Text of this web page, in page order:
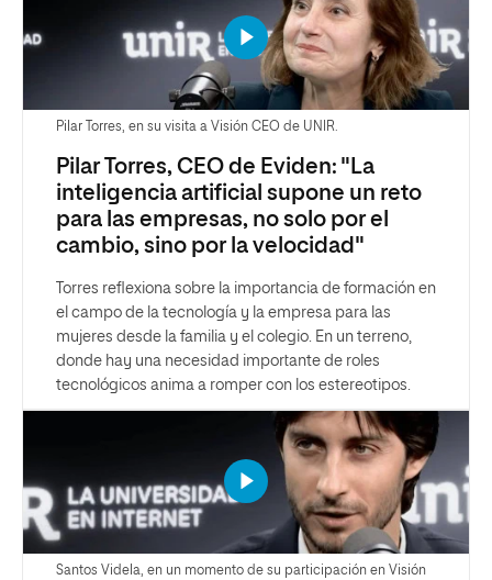
Pilar Torres, en su visita a Visión CEO de UNIR.
Pilar Torres, CEO de Eviden: "La
inteligencia artificial supone un reto
para las empresas, no solo por el
cambio, sino por la velocidad"
Torres reflexiona sobre la importancia de formación en
el campo de la tecnología y la empresa para las
mujeres desde la familia y el colegio. En un terreno,
donde hay una necesidad importante de roles
tecnológicos anima a romper con los estereotipos.
Santos Videla, en un momento de su participación en Visión